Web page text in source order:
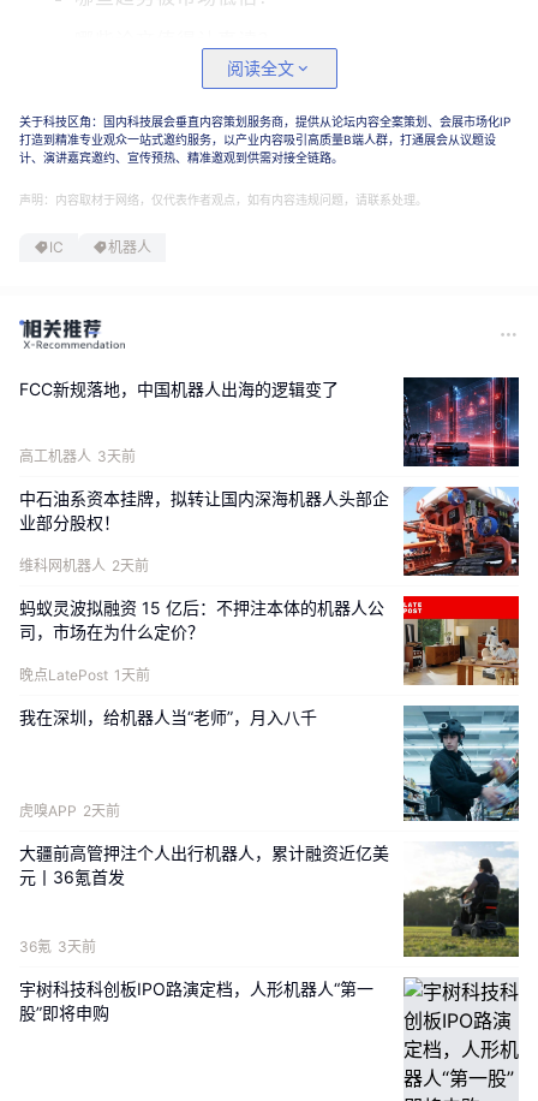
哪些技术路线正在发生变化？
如果你也关注机器人、具身智能、VLA、世界模型
已确认出席嘉宾
崔昊天，PNDbotics联合创始人&CTO，INNFOS
创始人。推出全球首款SCA准直驱QDD柔性执行
人，登上IEEE Spectrum封面。
曾推出可量产的大型双足人形机器人，业界首个可
以实现Sim2Real的深度强化学习控制的人形双足
机器人，并全自主研发了新一代基于实时以太网执
阅读全文
关于科技区角：国内科技展会垂直内容策划服务商，提供从论坛内容全案策划、会展市场化IP
打造到精准专业观众一站式邀约服务，以产业内容吸引高质量B端人群，打通展会从议题设
计、演讲嘉宾邀约、宣传预热、精准邀观到供需对接全链路。
声明：内容取材于网络，仅代表作者观点，如有内容违规问题，请联系处理。
IC 机器人
FCC新规落地，中国机器人出海的逻辑变了
高工机器人 3天前
中石油系资本挂牌，拟转让国内深海机器人头部企
业部分股权！
维科网机器人 2天前
蚂蚁灵波拟融资 15 亿后：不押注本体的机器人公
司，市场在为什么定价？
晚点LatePost 1天前
我在深圳，给机器人当“老师”，月入八千
虎嗅APP 2天前
大疆前高管押注个人出行机器人，累计融资近亿美
元丨36氪首发
36氪 3天前
宇树科技科创板IPO路演定档，人形机器人“第一
股”即将申购